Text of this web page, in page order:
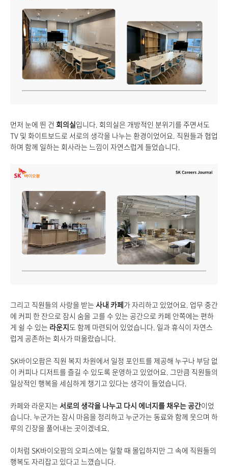
먼저 눈에 띈 건 회의실입니다. 회의실은 개방적인 분위기를 주면서도
TV 및 화이트보드로 서로의 생각을 나누는 환경이었어요. 직원들과 협업
하며 함께 일하는 회사라는 느낌이 자연스럽게 들었습니다.
그리고 직원들의 사랑을 받는 사내 카페가 자리하고 있었어요. 업무 중간
에 커피 한 잔으로 잠시 숨을 고를 수 있는 공간으로 카페 안쪽에는 편하
게 쉴 수 있는 라운지도 함께 마련되어 있었습니다. 일과 휴식이 자연스
럽게 공존하는 회사가 떠올랐습니다.
SK바이오팜은 직원 복지 차원에서 일정 포인트를 제공해 누구나 부담 없
이 커피나 디저트를 즐길 수 있도록 운영하고 있었어요. 그만큼 직원들의
일상적인 행복을 세심하게 챙기고 있다는 생각이 들었습니다.
카페와 라운지는 서로의 생각을 나누고 다시 에너지를 채우는 공간이었
습니다. 누군가는 잠시 마음을 정리하고 누군가는 동료와 함께 웃으며 하
루의 긴장을 풀어내는 곳이겠네요.
이처럼 SK바이오팜의 오피스에는 일할 때 몰입하지만 그 속에 직원들의
행복도 자리잡고 있다고 느꼈습니다.